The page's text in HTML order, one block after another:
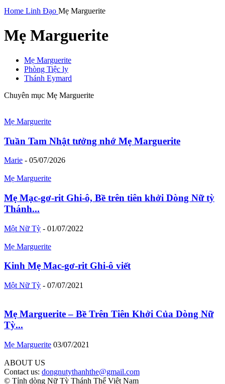
Home Linh Đạo Mẹ Marguerite
Mẹ Marguerite
Mẹ Marguerite
Phòng Tiệc ly
Thánh Eymard
Chuyên mục Mẹ Marguerite
Mẹ Marguerite
Tuần Tam Nhật tưởng nhớ Mẹ Marguerite
Marie - 05/07/2026
Mẹ Marguerite
Mẹ Mạc-gơ-rit Ghi-ô, Bề trên tiên khởi Dòng Nữ tỳ
Thánh...
Một Nữ Tỳ - 01/07/2022
Mẹ Marguerite
Kinh Mẹ Mac-gơ-rit Ghi-ô viết
Một Nữ Tỳ - 07/07/2021
Mẹ Marguerite – Bề Trên Tiên Khởi Của Dòng Nữ
Tỳ...
Mẹ Marguerite 03/07/2021
ABOUT US
Contact us: dongnutythanhthe@gmail.com
© Tỉnh dòng Nữ Tỳ Thánh Thể Việt Nam